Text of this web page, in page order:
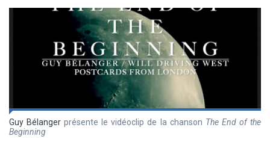
Guy Bélanger présente le vidéoclip de la chanson The End of the
Beginning